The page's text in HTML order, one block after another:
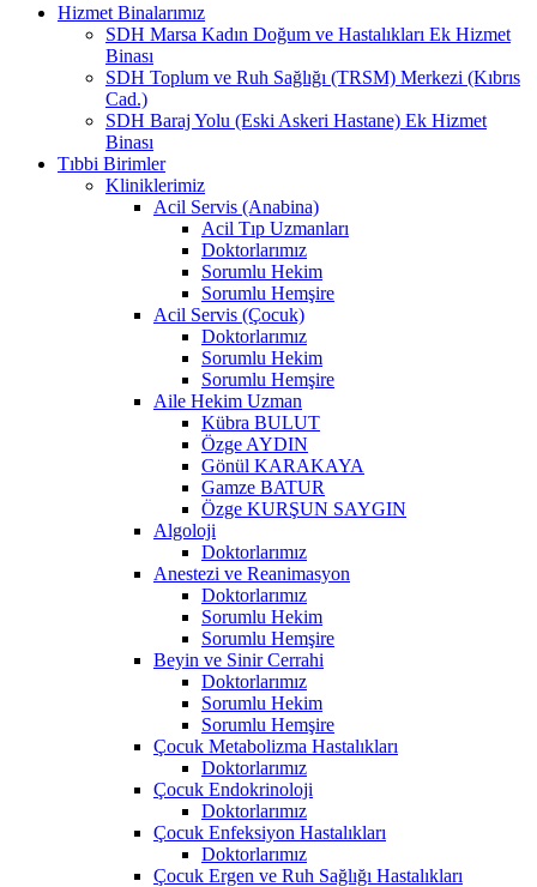
Hizmet Binalarımız
SDH Marsa Kadın Doğum ve Hastalıkları Ek Hizmet
Binası
SDH Toplum ve Ruh Sağlığı (TRSM) Merkezi (Kıbrıs
Cad.)
SDH Baraj Yolu (Eski Askeri Hastane) Ek Hizmet
Binası
Tıbbi Birimler
Kliniklerimiz
Acil Servis (Anabina)
Acil Tıp Uzmanları
Doktorlarımız
Sorumlu Hekim
Sorumlu Hemşire
Acil Servis (Çocuk)
Doktorlarımız
Sorumlu Hekim
Sorumlu Hemşire
Aile Hekim Uzman
Kübra BULUT
Özge AYDIN
Gönül KARAKAYA
Gamze BATUR
Özge KURŞUN SAYGIN
Algoloji
Doktorlarımız
Anestezi ve Reanimasyon
Doktorlarımız
Sorumlu Hekim
Sorumlu Hemşire
Beyin ve Sinir Cerrahi
Doktorlarımız
Sorumlu Hekim
Sorumlu Hemşire
Çocuk Metabolizma Hastalıkları
Doktorlarımız
Çocuk Endokrinoloji
Doktorlarımız
Çocuk Enfeksiyon Hastalıkları
Doktorlarımız
Çocuk Ergen ve Ruh Sağlığı Hastalıkları